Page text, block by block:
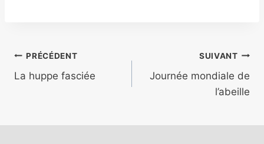
Navigation
de
PRÉCÉDENT
La huppe fasciée
SUIVANT
Journée mondiale de
l’abeille